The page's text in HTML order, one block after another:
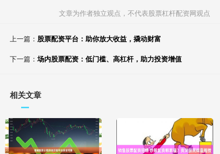
文章为作者独立观点，不代表股票杠杆配资网观点
上一篇： 股票配资平台：助你放大收益，撬动财富
下一篇：场内股票配资：低门槛、高杠杆，助力投资增值
相关文章